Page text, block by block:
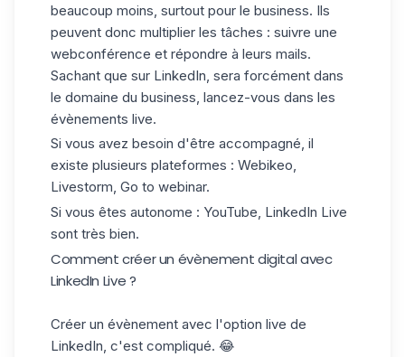
beaucoup moins, surtout pour le business. Ils
peuvent donc multiplier les tâches : suivre une
webconférence et répondre à leurs mails.
Sachant que sur LinkedIn, sera forcément dans
le domaine du business, lancez-vous dans les
évènements live.
Si vous avez besoin d'être accompagné, il
existe plusieurs plateformes : Webikeo,
Livestorm, Go to webinar.
Si vous êtes autonome : YouTube, LinkedIn Live
sont très bien.
Comment créer un évènement digital avec
LinkedIn Live ?
Créer un évènement avec l'option live de
LinkedIn, c'est compliqué. 😂